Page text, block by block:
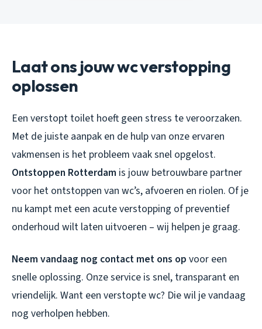
Laat ons jouw wc verstopping
oplossen
Een verstopt toilet hoeft geen stress te veroorzaken.
Met de juiste aanpak en de hulp van onze ervaren
vakmensen is het probleem vaak snel opgelost.
Ontstoppen Rotterdam is jouw betrouwbare partner
voor het ontstoppen van wc’s, afvoeren en riolen. Of je
nu kampt met een acute verstopping of preventief
onderhoud wilt laten uitvoeren – wij helpen je graag.
Neem vandaag nog contact met ons op voor een
snelle oplossing. Onze service is snel, transparant en
vriendelijk. Want een verstopte wc? Die wil je vandaag
nog verholpen hebben.